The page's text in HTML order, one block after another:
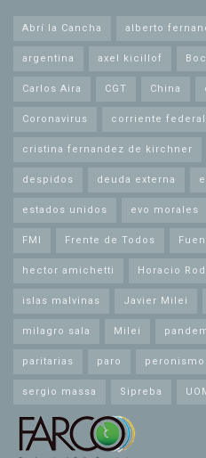
Abrí la Cancha alberto
argentina axel kicillof
Carlos Aira CGT China
Coronavirus corriente
cristina fernandez de kirchner
despidos deuda externa
estados unidos evo morales
FMI Frente de Todos
hector amichetti Horacio
islas malvinas Javier Milei
milagro sala Milei
paritarias paro peronismo
sergio massa Sipreba